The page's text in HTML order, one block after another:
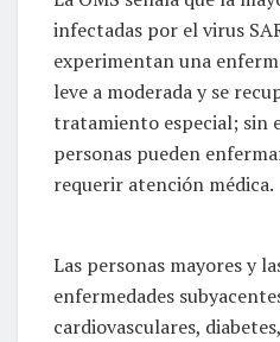
infectadas por el virus
experimentan una
leve a moderada y se
tratamiento especial; sin
personas pueden
requerir atención médica.
Las personas mayores y
enfermedades
cardiovasculares,